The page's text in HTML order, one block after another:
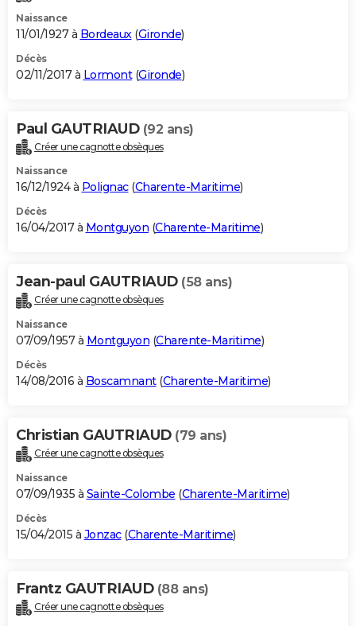
Naissance
11/01/1927 à Bordeaux (Gironde)
Décès
02/11/2017 à Lormont(Gironde)
Paul GAUTRIAUD (92 ans)
Créer une cagnotte obsèques
Naissance
16/12/1924 à Polignac(Charente-Maritime)
Décès
16/04/2017 à Montguyon (Charente-Maritime)
Jean-paul GAUTRIAUD (58 ans)
Créer une cagnotte obsèques
Naissance
07/09/1957 à Montguyon (Charente-Maritime)
Décès
14/08/2016 à Boscamnant(Charente-Maritime)
Christian GAUTRIAUD (79 ans)
Créer une cagnotte obsèques
Naissance
07/09/1935 à Sainte-Colombe (Charente-Maritime)
Décès
15/04/2015 à Jonzac(Charente-Maritime)
Frantz GAUTRIAUD (88 ans)
Créer une cagnotte obsèques